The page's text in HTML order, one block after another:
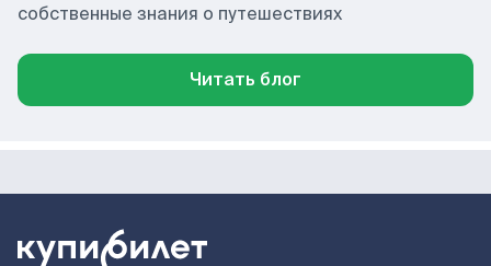
собственные знания о путешествиях
Читать блог